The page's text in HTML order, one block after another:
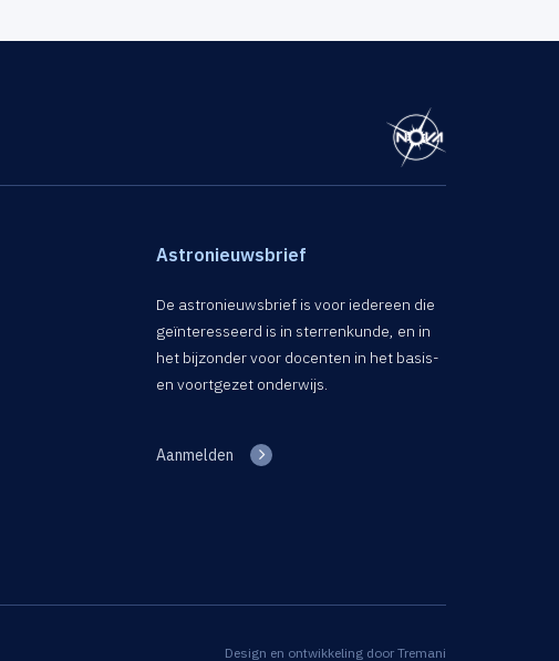
Astronieuwsbrief
De astronieuwsbrief is voor iedereen die
geïnteresseerd is in sterrenkunde, en in
het bijzonder voor docenten in het basis-
en voortgezet onderwijs.
Aanmelden
Design en ontwikkeling door Tremani